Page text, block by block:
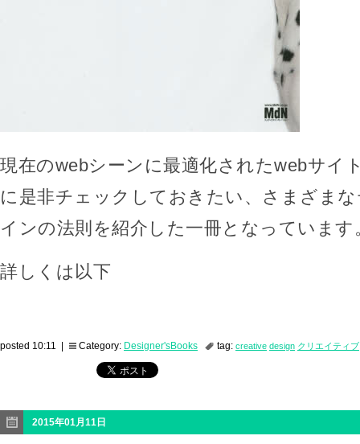
現在のwebシーンに最適化されたwebサイ
に是非チェックしておきたい、さまざま
インの法則を紹介した一冊となっています
詳しくは以下
posted 10:11 | Category: Designer'sBooks tag: creative design クリエイティブ
2015年01月11日